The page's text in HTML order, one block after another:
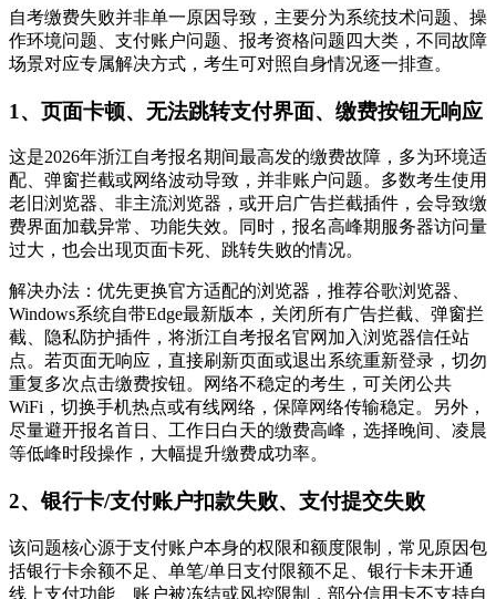
自考缴费失败并非单一原因导致，主要分为系统技术问题、操
作环境问题、支付账户问题、报考资格问题四大类，不同故障
场景对应专属解决方式，考生可对照自身情况逐一排查。
1、页面卡顿、无法跳转支付界面、缴费按钮无响应
这是2026年浙江自考报名期间最高发的缴费故障，多为环境适
配、弹窗拦截或网络波动导致，并非账户问题。多数考生使用
老旧浏览器、非主流浏览器，或开启广告拦截插件，会导致缴
费界面加载异常、功能失效。同时，报名高峰期服务器访问量
过大，也会出现页面卡死、跳转失败的情况。
解决办法：优先更换官方适配的浏览器，推荐谷歌浏览器、
Windows系统自带Edge最新版本，关闭所有广告拦截、弹窗拦
截、隐私防护插件，将浙江自考报名官网加入浏览器信任站
点。若页面无响应，直接刷新页面或退出系统重新登录，切勿
重复多次点击缴费按钮。网络不稳定的考生，可关闭公共
WiFi，切换手机热点或有线网络，保障网络传输稳定。另外，
尽量避开报名首日、工作日白天的缴费高峰，选择晚间、凌晨
等低峰时段操作，大幅提升缴费成功率。
2、银行卡/支付账户扣款失败、支付提交失败
该问题核心源于支付账户本身的权限和额度限制，常见原因包
括银行卡余额不足、单笔/单日支付限额不足、银行卡未开通
线上支付功能、账户被冻结或风控限制，部分信用卡不支持自